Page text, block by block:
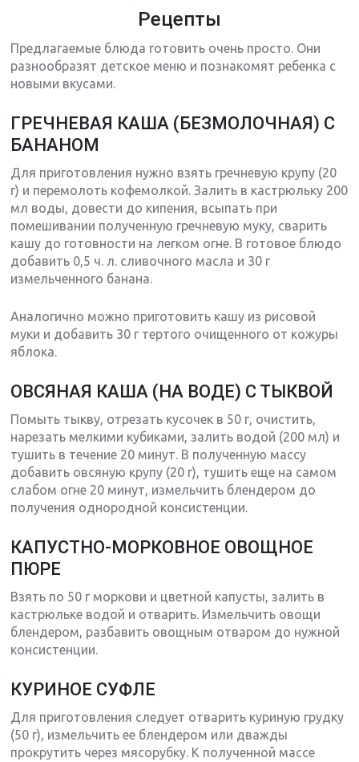
Рецепты
Предлагаемые блюда готовить очень просто. Они
разнообразят детское меню и познакомят ребенка с
новыми вкусами.
ГРЕЧНЕВАЯ КАША (БЕЗМОЛОЧНАЯ) С
БАНАНОМ
Для приготовления нужно взять гречневую крупу (20
г) и перемолоть кофемолкой. Залить в кастрюльку 200
мл воды, довести до кипения, всыпать при
помешивании полученную гречневую муку, сварить
кашу до готовности на легком огне. В готовое блюдо
добавить 0,5 ч. л. сливочного масла и 30 г
измельченного банана.
Аналогично можно приготовить кашу из рисовой
муки и добавить 30 г тертого очищенного от кожуры
яблока.
ОВСЯНАЯ КАША (НА ВОДЕ) С ТЫКВОЙ
Помыть тыкву, отрезать кусочек в 50 г, очистить,
нарезать мелкими кубиками, залить водой (200 мл) и
тушить в течение 20 минут. В полученную массу
добавить овсяную крупу (20 г), тушить еще на самом
слабом огне 20 минут, измельчить блендером до
получения однородной консистенции.
КАПУСТНО-МОРКОВНОЕ ОВОЩНОЕ
ПЮРЕ
Взять по 50 г моркови и цветной капусты, залить в
кастрюльке водой и отварить. Измельчить овощи
блендером, разбавить овощным отваром до нужной
консистенции.
КУРИНОЕ СУФЛЕ
Для приготовления следует отварить куриную грудку
(50 г), измельчить ее блендером или дважды
прокрутить через мясорубку. К полученной массе